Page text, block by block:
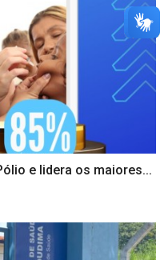
e lidera os maiores...